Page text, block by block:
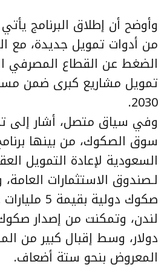
وأوضح أن إطلاق البرنامج
من أدوات تمويل جديدة، مع
الضغط عن القطاع المصرفي
تمويل مشاريع كبرى ضمن
2030.
وفي سياق متصل، أشار إلى
سوق الصكوك، من بينها
السعودية لإعادة التمويل
لـصندوق الاستثمارات
صكوك دولية
دولار، وسط إقبال كبير من
المعروض بنحو ستة أضعاف.